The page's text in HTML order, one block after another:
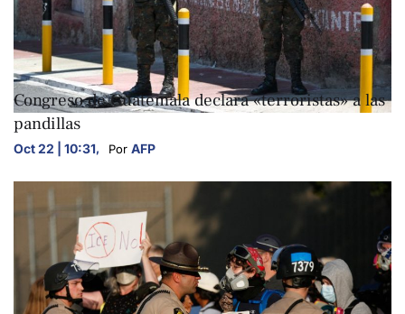
INTERNACIONALES
Congreso de Guatemala declara «terroristas» a las
pandillas
Oct 22 | 10:31, Por AFP